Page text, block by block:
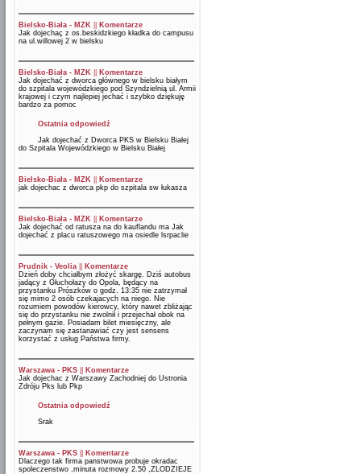
Bielsko-Biała - MZK
Komentarze
Jak dojechaç z os.beskidzkiego kładka do campusu
na ul.willowej 2 w bielsku
Bielsko-Biała - MZK
Komentarze
Jak dojechać z dworca głównego w bielsku białym
do szpitala wojewódzkiego pod Szyndzielnią ul. Armii
krajowej i czym najlepiej jechać i szybko dziękuję
bardzo za pomoc
Ostatnia odpowiedź
Jak dojechać z Dworca PKS w Bielsku Białej
do Szpitala Wojewódzkiego w Bielsku Białej
Bielsko-Biała - MZK
Komentarze
jak dojechac z dworca pkp do szpitala sw łukasza
Bielsko-Biała - MZK
Komentarze
Jak dojechać od ratusza na do kauflandu ma Jak
dojechać z placu ratuszowego ma osiedle lsrpaclie
Prudnik - Veolia
Komentarze
Dzień doby chciałbym złożyć skargę. Dziś autobus
jadący z Głuchołazy do Opola, będący na
przystanku Prószków o godz. 13:35 nie zatrzymał
się mimo 2 osób czekajacych na niego. Nie
rozumiem powodów kierowcy, który nawet zbliżając
się do przystanku nie zwolnił i przejechał obok na
pełnym gazie. Posiadam bilet miesięczny, ale
zaczynam się zastanawiać czy jest sensens
korzystać z usług Państwa firmy.
Warszawa - PKS
Komentarze
Jak dojechac z Warszawy Zachodniej do Ustronia
Zdróju Pks lub Pkp
Ostatnia odpowiedź
Srak
Warszawa - PKS
Komentarze
Dlaczego tak firma panstwowa probuje okradac
spoleczenstwo ,minuta rozmowy 2.50 ,ZLODZIEJE